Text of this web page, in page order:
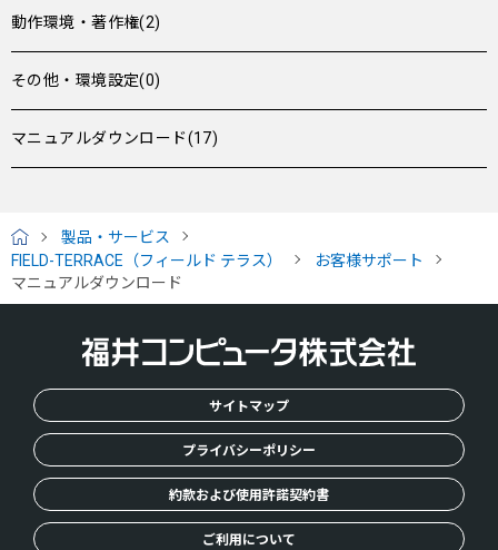
動作環境・著作権(2)
その他・環境設定(0)
マニュアルダウンロード(17)
H
O
製品・サービス
FIELD-TERRACE（フィールド テラス）
お客様サポート
マニュアルダウンロード
サイトマップ
プライバシーポリシー
約款および使用許諾契約書
ご利用について